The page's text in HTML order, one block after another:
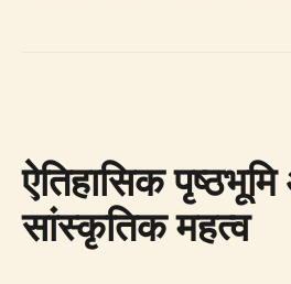
ऐतिहासिक
सांस्कृतिक महत्व